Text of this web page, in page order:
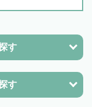
す
す